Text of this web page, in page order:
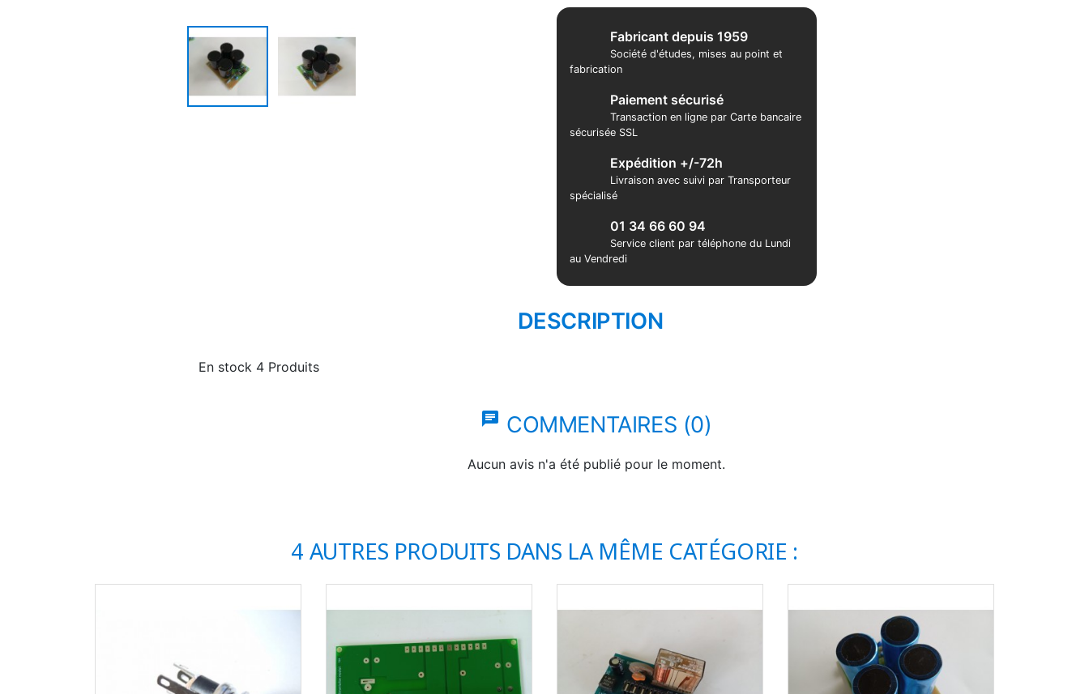
Fabricant depuis 1959
Société d'études, mises au point et
fabrication
Paiement sécurisé
Transaction en ligne par Carte bancaire
sécurisée SSL
Expédition +/-72h
Livraison avec suivi par Transporteur
spécialisé
01 34 66 60 94
Service client par téléphone du Lundi
au Vendredi
DESCRIPTION
En stock 4 Produits
chat COMMENTAIRES (0)
Aucun avis n'a été publié pour le moment.
4 AUTRES PRODUITS DANS LA MÊME CATÉGORIE :